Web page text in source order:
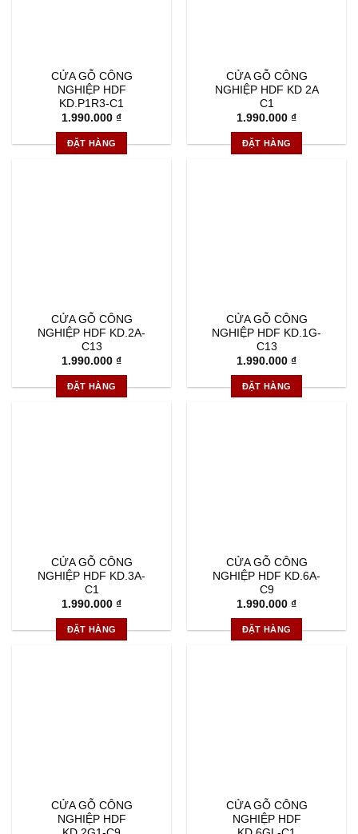
CỬA GỖ CÔNG
NGHIỆP HDF
KD.P1R3-C1
1.990.000 ₫
ĐẶT HÀNG
CỬA GỖ CÔNG
NGHIỆP HDF KD 2A
C1
1.990.000 ₫
ĐẶT HÀNG
CỬA GỖ CÔNG
NGHIỆP HDF KD.2A-
C13
1.990.000 ₫
ĐẶT HÀNG
CỬA GỖ CÔNG
NGHIỆP HDF KD.1G-
C13
1.990.000 ₫
ĐẶT HÀNG
CỬA GỖ CÔNG
NGHIỆP HDF KD.3A-
C1
1.990.000 ₫
ĐẶT HÀNG
CỬA GỖ CÔNG
NGHIỆP HDF KD.6A-
C9
1.990.000 ₫
ĐẶT HÀNG
CỬA GỖ CÔNG
NGHIỆP HDF
CỬA GỖ CÔNG
NGHIỆP HDF